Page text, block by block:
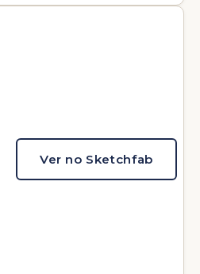
Ver no Sketchfab